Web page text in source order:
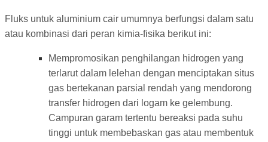
Fluks untuk aluminium cair umumnya berfungsi dalam satu
atau kombinasi dari peran kimia-fisika berikut ini:
Mempromosikan penghilangan hidrogen yang
terlarut dalam lelehan dengan menciptakan situs
gas bertekanan parsial rendah yang mendorong
transfer hidrogen dari logam ke gelembung.
Campuran garam tertentu bereaksi pada suhu
tinggi untuk membebaskan gas atau membentuk